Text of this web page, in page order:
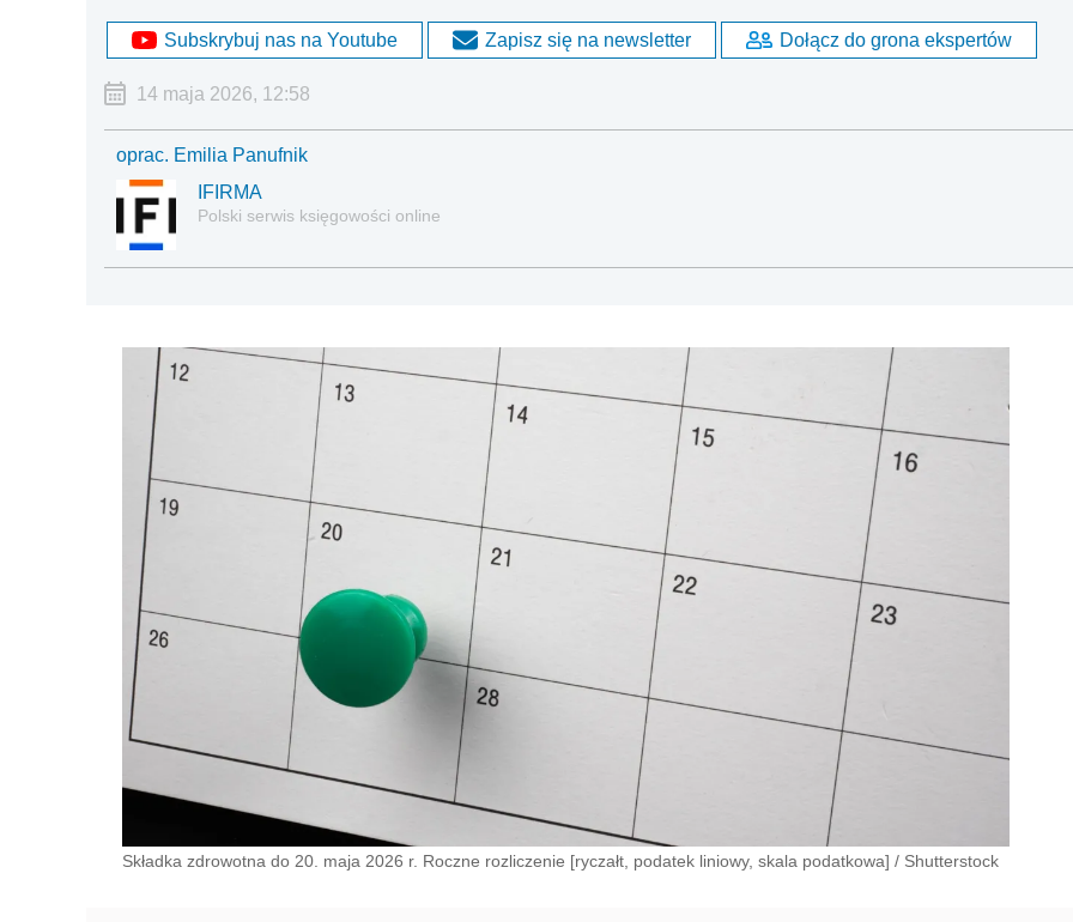
Subskrybuj nas na Youtube Zapisz się na newsletter Dołącz do grona ekspertów
14 maja 2026, 12:58
oprac. Emilia Panufnik
IFIRMA
Polski serwis księgowości online
Składka zdrowotna do 20. maja 2026 r. Roczne rozliczenie [ryczałt, podatek liniowy, skala podatkowa] / Shutterstock